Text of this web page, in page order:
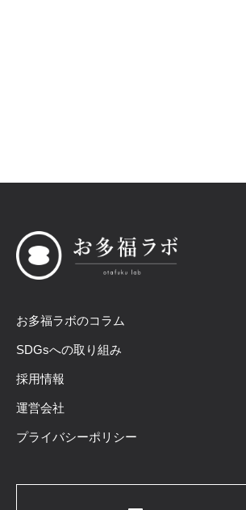
お多福ラボのコラム
SDGsへの取り組み
採用情報
運営会社
プライバシーポリシー